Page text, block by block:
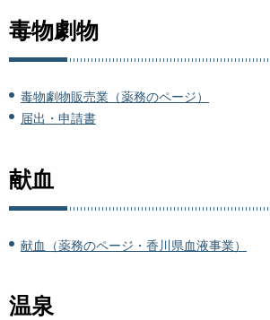
毒物劇物
毒物劇物販売業（薬務のページ）
届出・申請書
献血
献血（薬務のページ・香川県血液事業）
温泉